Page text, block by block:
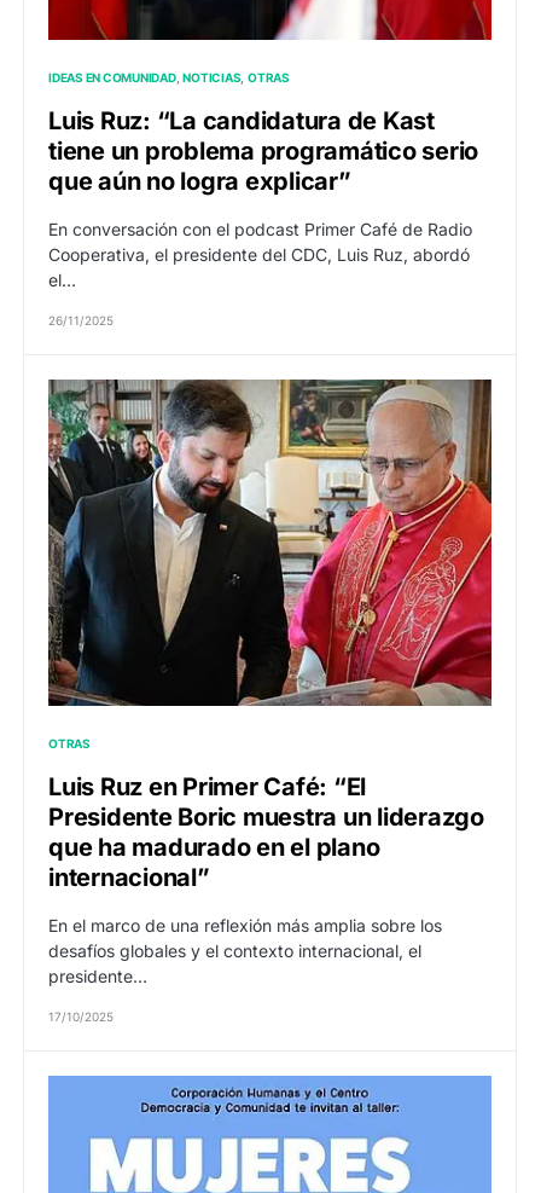
IDEAS EN COMUNIDAD NOTICIAS OTRAS
Luis Ruz: “La candidatura de Kast
tiene un problema programático serio
que aún no logra explicar”
En conversación con el podcast Primer Café de Radio
Cooperativa, el presidente del CDC, Luis Ruz, abordó
el…
26/11/2025
OTRAS
Luis Ruz en Primer Café: “El
Presidente Boric muestra un liderazgo
que ha madurado en el plano
internacional”
En el marco de una reflexión más amplia sobre los
desafíos globales y el contexto internacional, el
presidente…
17/10/2025